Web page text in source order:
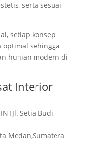
serta sesuai
setiap konsep
optimal sehingga
hunian modern di
Interior
Setia Budi
Medan,Sumatera